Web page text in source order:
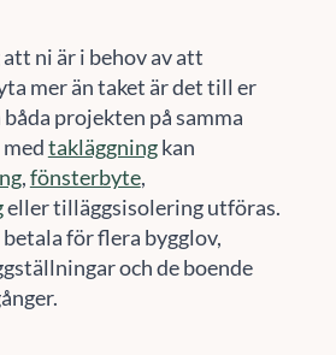
ni är i behov av att
mer än taket är det till er
projekten på samma
takläggningkan
,fönsterbyte,
eller tilläggsisolering utföras.
för flera bygglov,
och de boende